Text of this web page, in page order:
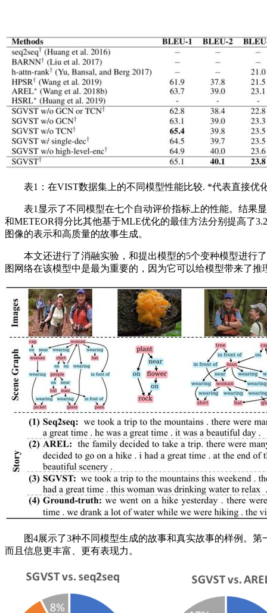
表1：在VIST数据集上的不同模型性能比较. *代表直接优
表1显示了不同模型在七个自动评价指标上的性能。结果显
和METEOR得分比其他基于MLE优化的最佳方法分别提高了
图像的表示和高质量的故事生成。
本文还进行了消融实验，和提出模型的5个变种模型进行了
图网络在该模型中是最为重要的，因为它可以给模型带来了推
图4展示了3种不同模型生成的故事和真实故事的样例。第
而且信息更丰富、更有表现力。